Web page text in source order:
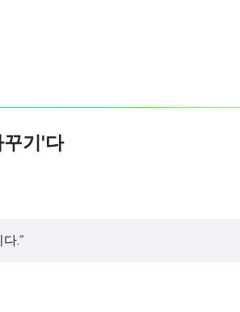
꾸기'다
다.”